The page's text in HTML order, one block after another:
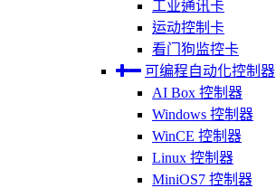
工业通讯卡
运动控制卡
看门狗监控卡
可编程自动化控制器
AI Box 控制器
Windows 控制器
WinCE 控制器
Linux 控制器
MiniOS7 控制器